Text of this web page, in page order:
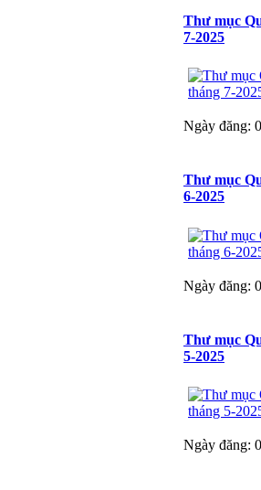
Thư mục
7-2025
Ngày đăng:
Thư mục
6-2025
Ngày đăng:
Thư mục
5-2025
Ngày đăng: